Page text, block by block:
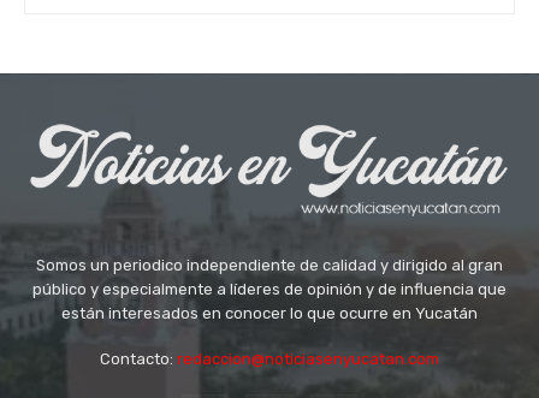
Somos un periodico independiente de calidad y dirigido al gran
público y especialmente a líderes de opinión y de influencia que
están interesados en conocer lo que ocurre en Yucatán
Contacto: redaccion@noticiasenyucatan.com